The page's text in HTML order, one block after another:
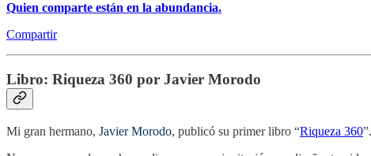
Quien comparte están en la abundancia.
Compartir
Libro: Riqueza 360 por Javier Morodo
Mi gran hermano, Javier Morodo, publicó su primer libro “Riqueza 360”.